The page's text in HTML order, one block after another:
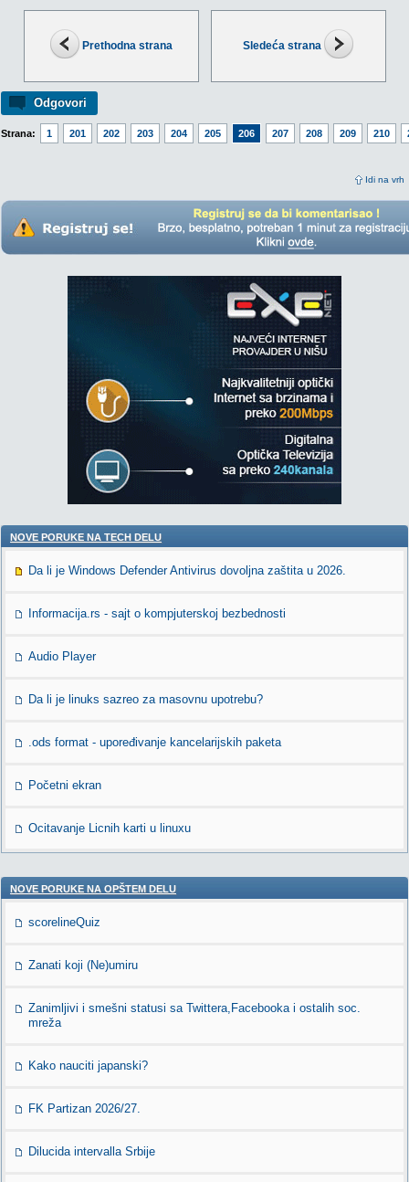
Prethodna strana Sledeća strana
Odgovori
Strana: 1 201 202 203 204 205 206 207 208 209 210
Idi na vrh
NOVE PORUKE NA TECH DELU
Da li je Windows Defender Antivirus dovoljna zaštita u 2026.
Informacija.rs - sajt o kompjuterskoj bezbednosti
Audio Player
Da li je linuks sazreo za masovnu upotrebu?
.ods format - upoređivanje kancelarijskih paketa
Početni ekran
Ocitavanje Licnih karti u linuxu
NOVE PORUKE NA OPŠTEM DELU
scorelineQuiz
Zanati koji (Ne)umiru
Zanimljivi i smešni statusi sa Twittera,Facebooka i ostalih soc.
mreža
Kako nauciti japanski?
FK Partizan 2026/27.
Dilucida intervalla Srbije